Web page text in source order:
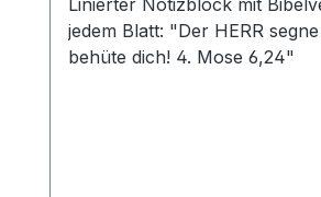
Linierter Notizblock mit
jedem Blatt: "Der HERR
behüte dich! 4. Mose 6,24"